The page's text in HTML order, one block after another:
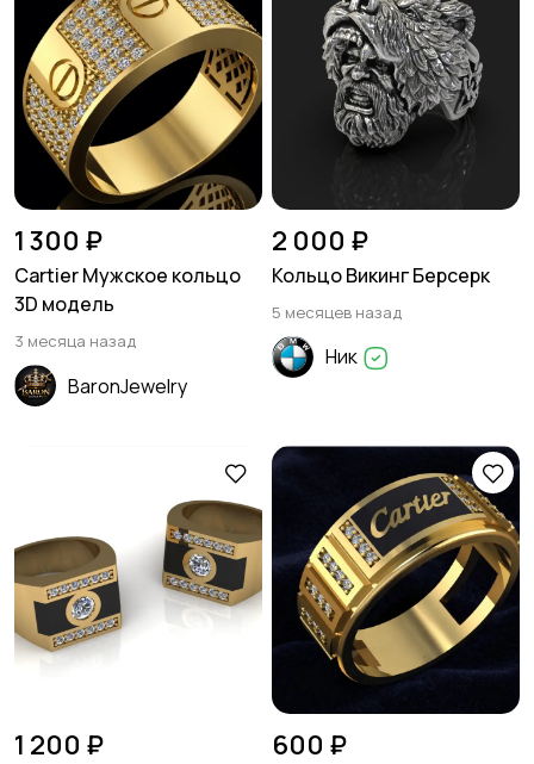
1 300 ₽
Cartier Мужское кольцо
3D модель
3 месяца назад
BaronJewelry
2 000 ₽
Кольцо Викинг Берсерк
5 месяцев назад
Ник
1 200 ₽ 600 ₽